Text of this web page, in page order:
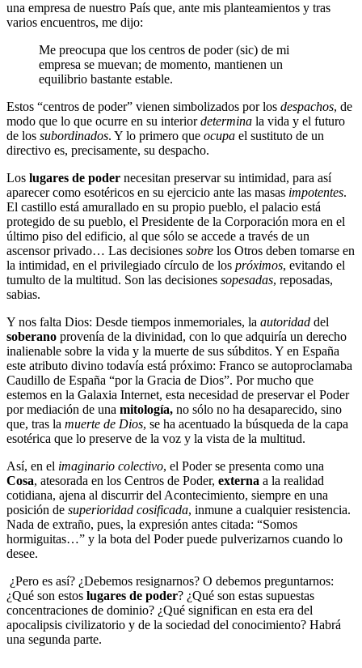
una empresa de nuestro País que, ante mis planteamientos y tras
varios encuentros, me dijo:
Me preocupa que los centros de poder (sic) de mi
empresa se muevan; de momento, mantienen un
equilibrio bastante estable.
Estos “centros de poder” vienen simbolizados por los despachos, de
modo que lo que ocurre en su interiordetermina la vida y el futuro
de los subordinados. Y lo primero que ocupa el sustituto de un
directivo es, precisamente, su despacho.
Los lugares de poder necesitan preservar su intimidad, para así
aparecer como esotéricos en su ejercicio ante las masas impotentes.
El castillo está amurallado en su propio pueblo, el palacio está
protegido de su pueblo, el Presidente de la Corporación mora en el
último piso del edificio, al que sólo se accede a través de un
ascensor privado… Las decisiones sobre los Otros deben tomarse en
la intimidad, en el privilegiado círculo de los próximos, evitando el
tumulto de la multitud. Son las decisiones sopesadas, reposadas,
sabias.
Y nos falta Dios: Desde tiempos inmemoriales, la autoridad del
soberano provenía de la divinidad, con lo que adquiría un derecho
inalienable sobre la vida y la muerte de sus súbditos. Y en España
este atributo divino todavía está próximo: Franco se autoproclamaba
Caudillo de España “por la Gracia de Dios”. Por mucho que
estemos en la Galaxia Internet, esta necesidad de preservar el Poder
por mediación de una mitología, no sólo no ha desaparecido, sino
que, tras la muerte de Dios, se ha acentuado la búsqueda de la capa
esotérica que lo preserve de la voz y la vista de la multitud.
Así, en el imaginario colectivo, el Poder se presenta como una
Cosa, atesorada en los Centros de Poder, externa a la realidad
cotidiana, ajena al discurrir del Acontecimiento, siempre en una
posición de superioridad cosificada, inmune a cualquier resistencia.
Nada de extraño, pues, la expresión antes citada: “Somos
hormiguitas…” y la bota del Poder puede pulverizarnos cuando lo
desee.
¿Pero es así? ¿Debemos resignarnos? O debemos preguntarnos:
¿Qué son estos lugares de poder? ¿Qué son estas supuestas
concentraciones de dominio? ¿Qué significan en esta era del
apocalipsis civilizatorio y de la sociedad del conocimiento? Habrá
una segunda parte.